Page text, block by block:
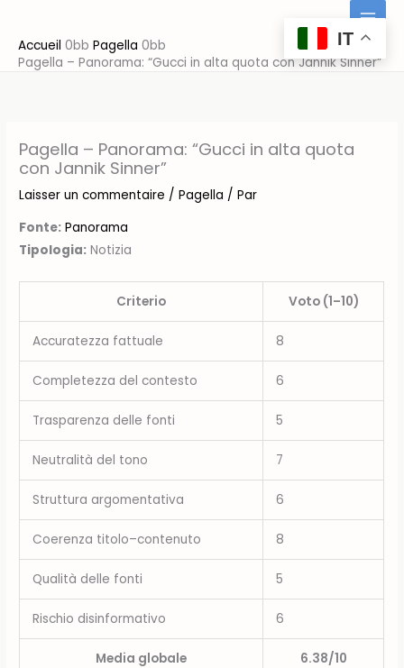
contenu
Accueil
Pagella
Pagella – Panorama: “Gucci in alta quota con Jannik Sinner”
Pagella – Panorama: “Gucci in alta quota
con Jannik Sinner”
Laisser un commentaire /Pagella / Par
Fonte: Panorama
Tipologia: Notizia
Criterio Voto (1–10)
Accuratezza fattuale 8
Completezza del contesto 6
Trasparenza delle fonti 5
Neutralità del tono 7
Struttura argomentativa 6
Coerenza titolo–contenuto 8
Qualità delle fonti 5
Rischio disinformativo 6
Media globale 6.38/10
IT